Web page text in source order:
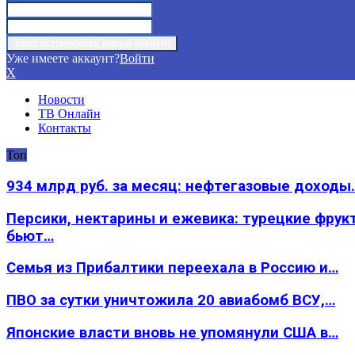
Уже имеете аккаунт?Войти
X
Новости
ТВ Онлайн
Контакты
Топ
934 млрд руб. за месяц: нефтегазовые
Персики, нектарины и ежевика: турецкие
бьют…
Семья из Прибалтики переехала в Россию и…
ПВО за сутки уничтожила 20 авиабомб ВСУ,…
Японские власти вновь не упомянули США в…